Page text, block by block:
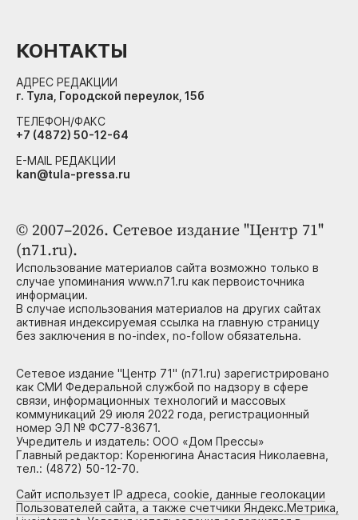
© 2007–2026. Сетевое издание "Центр 71"
(n71.ru).
Использование материалов сайта возможно только в
случае упоминания www.n71.ru как первоисточника
информации.
В случае использования материалов на других сайтах
активная индексируемая ссылка на главную страницу
без заключения в no-index, no-follow обязательна.
Сетевое издание "Центр 71" (n71.ru) зарегистрировано
как СМИ Федеральной службой по надзору в сфере
связи, информационных технологий и массовых
коммуникаций 29 июля 2022 года, регистрационный
номер ЭЛ № ФС77-83671.
Учредитель и издатель: ООО «Дом Прессы»
Главный редактор: Коренюгина Анастасия Николаевна,
тел.: (4872) 50-12-70.
Сайт использует IP адреса, cookie, данные геолокации
Пользователей сайта, а также счетчики Яндекс.Метрика,
КОНТАКТЫ
АДРЕС РЕДАКЦИИ
г. Тула, Городской переулок, 15б
ТЕЛЕФОН/ФАКС
+7 (4872) 50-12-64
E-MAIL РЕДАКЦИИ
kan@tula-pressa.ru